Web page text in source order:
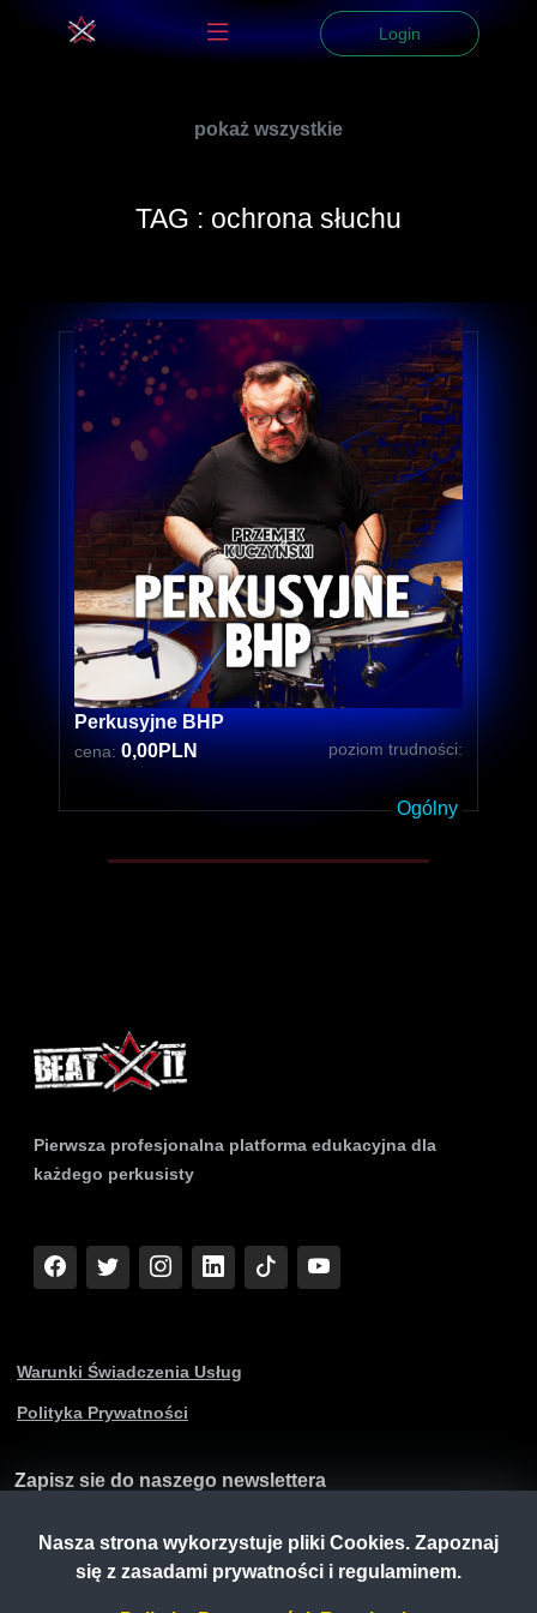
Login
pokaż wszystkie
TAG : ochrona słuchu
Perkusyjne BHP
cena: 0,00PLN poziom trudności:
Ogólny
Pierwsza profesjonalna platforma edukacyjna dla
każdego perkusisty
Warunki Świadczenia Usług
Polityka Prywatności
Zapisz sie do naszego newslettera
Nasza strona wykorzystuje pliki Cookies. Zapoznaj
się z zasadami prywatności i regulaminem.